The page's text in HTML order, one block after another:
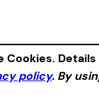
policy. By